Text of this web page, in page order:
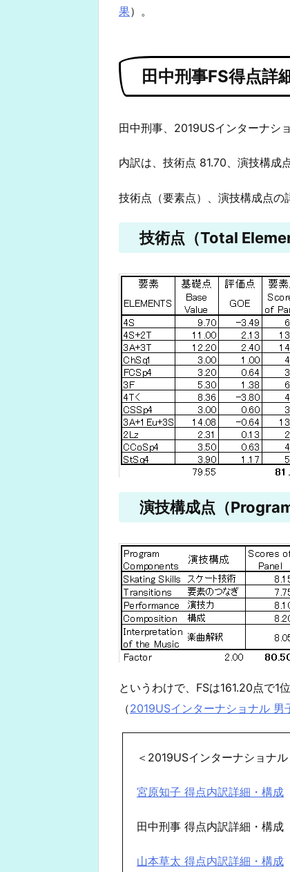
果）。
田中刑事FS得点詳
田中刑事、2019USインターナシ
内訳は、技術点 81.70、演技構成
技術点（要素点）、演技構成点の
技術点（Total
演技構成点（
というわけで、FSは161.20点で1
（2019USインターナショナル 男
＜2019USインターナショナル
宮原知子 得点内訳詳細・構成
田中刑事 得点内訳詳細・構成
山本草太 得点内訳詳細・構成